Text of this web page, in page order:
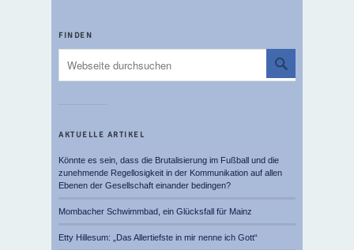
FINDEN
AKTUELLE ARTIKEL
Könnte es sein, dass die Brutalisierung im Fußball und die
zunehmende Regellosigkeit in der Kommunikation auf allen
Ebenen der Gesellschaft einander bedingen?
Mombacher Schwimmbad, ein Glücksfall für Mainz
Etty Hillesum: „Das Allertiefste in mir nenne ich Gott“